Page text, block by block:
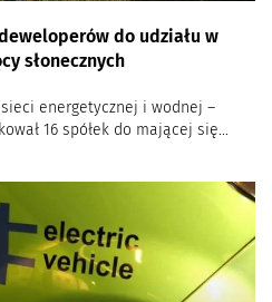
do udziału w
słonecznych
energetycznej i wodnej –
16 spółek do mającej się...